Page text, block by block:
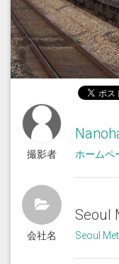
撮影者 ホームペ
会社名
Seoul
Seoul